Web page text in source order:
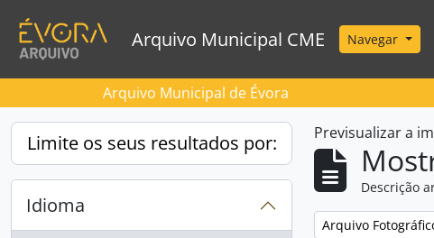
Arquivo Municipal CME Navegar
Arquivo Municipal de Évora
Limite os seus resultados por:
Idioma
Previsualizar a
Descrição
Remove filter:
Arquivo